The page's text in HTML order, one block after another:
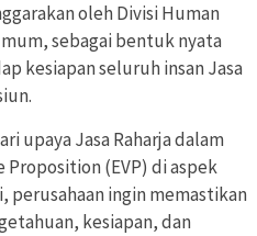
oleh Divisi Human
sebagai bentuk nyata
kesiapan seluruh insan Jasa
upaya Jasa Raharja dalam
(EVP) di aspek
perusahaan ingin memastikan
kesiapan, dan